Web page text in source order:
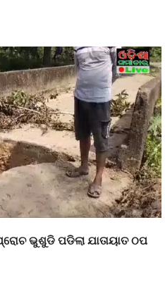
ଭୁଶୁଡି ପଡିଲା ଯାତାୟାତ ଠପ